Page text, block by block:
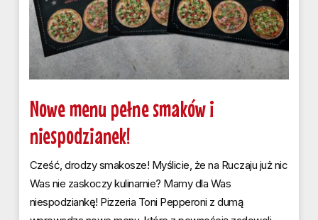
Nowe menu pełne smaków i
niespodzianek!
Cześć, drodzy smakosze! Myślicie, że na Ruczaju już nic
Was nie zaskoczy kulinarnie? Mamy dla Was
niespodziankę! Pizzeria Toni Pepperoni z dumą